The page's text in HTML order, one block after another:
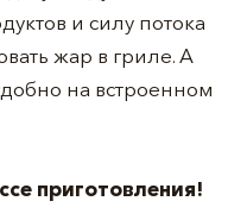
и силу потока
жар в гриле. А
на встроенном
приготовления!